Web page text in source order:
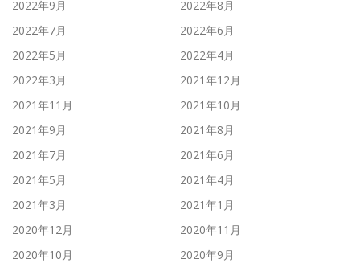
2022年9月
2022年8月
2022年7月
2022年6月
2022年5月
2022年4月
2022年3月
2021年12月
2021年11月
2021年10月
2021年9月
2021年8月
2021年7月
2021年6月
2021年5月
2021年4月
2021年3月
2021年1月
2020年12月
2020年11月
2020年10月
2020年9月